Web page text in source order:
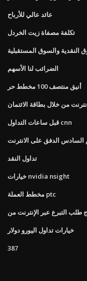
عائد عالي للأرباح
تكلفة مصفاة زيت الخردل
النقدية والسوق المستقبلية
الضرائب لنا الأسهم
أنيق منتصف 100 مخطط حر
من خلال بطاقة الائتمان
قبل ساعات التداول cnn
الدفق على الانترنت
تداول النقد
خيارات nvidia nsight
مخطط العملة ptc
خيارات تداول اليورو دولار
387